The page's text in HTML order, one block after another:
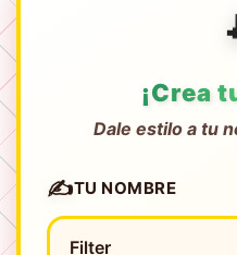
¡Crea
Dale estilo a tu
✍️TU NOMBRE